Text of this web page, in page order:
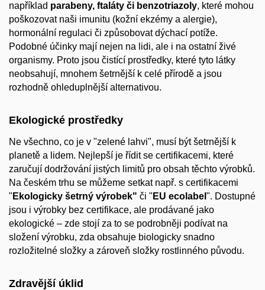
například parabeny, ftaláty či benzotriazoly, které mohou
poškozovat naši imunitu (kožní ekzémy a alergie),
hormonální regulaci či způsobovat dýchací potíže.
Podobné účinky mají nejen na lidi, ale i na ostatní živé
organismy. Proto jsou čistící prostředky, které tyto látky
neobsahují, mnohem šetrnější k celé přírodě a jsou
rozhodně ohleduplnější alternativou.
Ekologické prostředky
Ne všechno, co je v "zelené lahvi", musí být šetrnější k
planetě a lidem. Nejlepší je řídit se certifikacemi, které
zaručují dodržování jistých limitů pro obsah těchto výrobků.
Na českém trhu se můžeme setkat např. s certifikacemi
" Ekologicky šetrný výrobek" či " EU ecolabel ". Dostupné
jsou i výrobky bez certifikace, ale prodávané jako
ekologické – zde stojí za to se podrobněji podívat na
složení výrobku, zda obsahuje biologicky snadno
rozložitelné složky a zároveň složky rostlinného původu.
Zdravější úklid